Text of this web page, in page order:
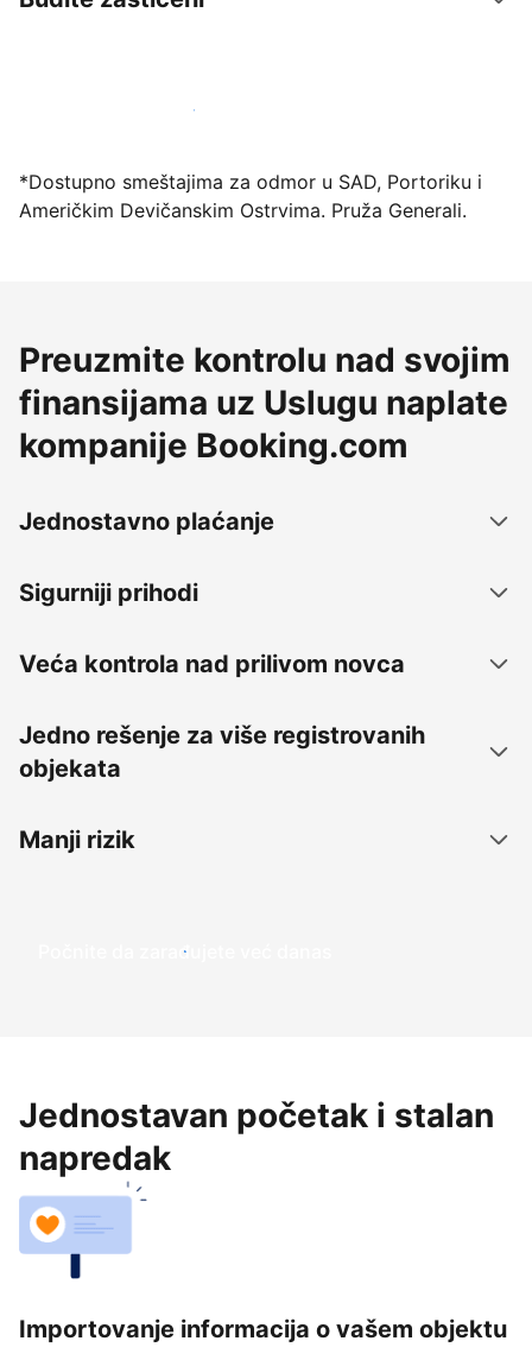
Registrujte svoj objekat već danas
*Dostupno smeštajima za odmor u SAD, Portoriku i
Američkim Devičanskim Ostrvima. Pruža Generali.
Preuzmite kontrolu nad svojim
finansijama uz Uslugu naplate
kompanije Booking.com
Jednostavno plaćanje
Sigurniji prihodi
Veća kontrola nad prilivom novca
Jedno rešenje za više registrovanih
objekata
Manji rizik
Počnite da zarađujete već danas
Jednostavan početak i stalan
napredak
Importovanje informacija o vašem objektu